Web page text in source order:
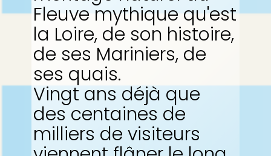
Fleuve mythique qu'est
la Loire, de son histoire,
de ses Mariniers, de
ses quais.
Vingt ans déjà que
des centaines de
milliers de visiteurs